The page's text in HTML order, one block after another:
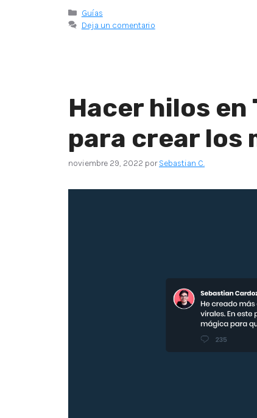
Guías
Deja un comentario
Hacer hilos
para crear los
noviembre 29, 2022 por Sebastian C.